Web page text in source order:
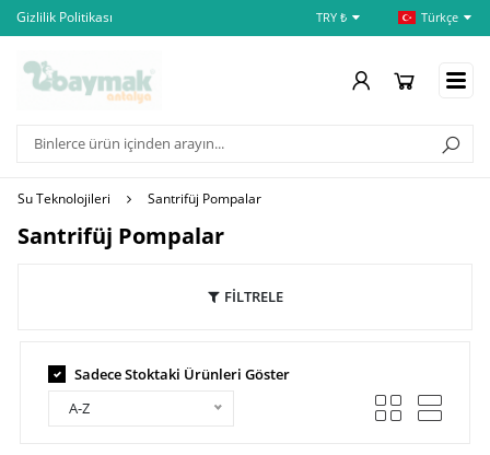
Gizlilik Politikası İptal ve İade Şartları
TRY ₺ Türkçe
Su Teknolojileri Santrifüj Pompalar
Santrifüj Pompalar
FİLTRELE
Sadece Stoktaki Ürünleri Göster
A-Z